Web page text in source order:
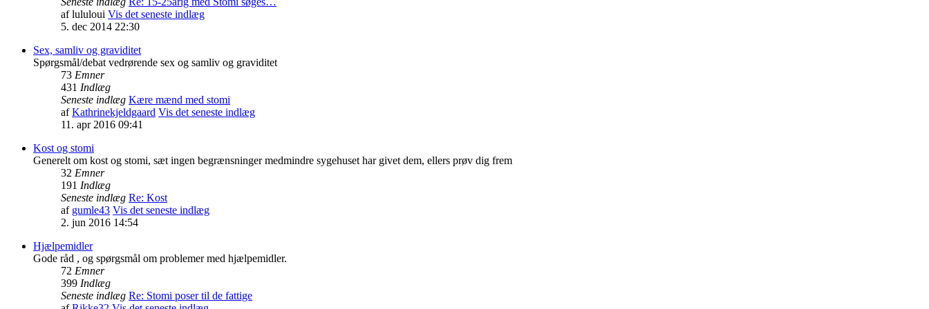
aflululoui Vis det seneste indlæg
5. dec 2014 22:30
Sex, samliv og graviditet
Spørgsmål/debat vedrørende sex og samliv og graviditet
73 Emner
431 Indlæg
Seneste indlæg Kære mænd med stomi
afKathrinekjeldgaard Vis det seneste indlæg
11. apr 2016 09:41
Kost og stomi
Generelt om kost og stomi, sæt ingen begrænsninger medmindre sygehuset har givet dem, ellers prøv dig frem
32 Emner
191 Indlæg
Seneste indlæg Re: Kost
af gumle43 Vis det seneste indlæg
2. jun 2016 14:54
Hjælpemidler
Gode råd , og spørgsmål om problemer med hjælpemidler.
72 Emner
399 Indlæg
Seneste indlæg Re: Stomi poser til de fattige